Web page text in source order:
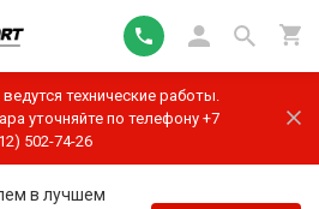
технические работы.
уточняйте по телефону +7
502-74-26
в лучшем